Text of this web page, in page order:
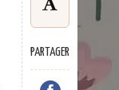
PARTAGER